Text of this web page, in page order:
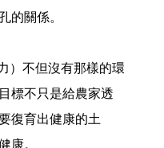
的關係。
）不但沒有那樣的環
標不只是給農家透
復育出健康的土
康。